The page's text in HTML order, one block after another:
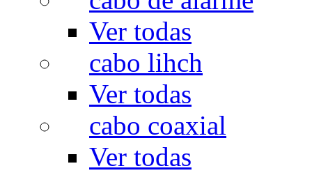
Ver todas
cabo lihch
Ver todas
cabo coaxial
Ver todas